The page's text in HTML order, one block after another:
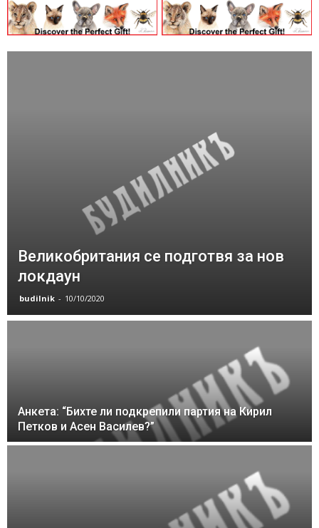
Великобритания се подготвя за нов
локдаун
budilnik - 10/10/2020
Анкета: “Бихте ли подкрепили партия на Кирил
Петков и Асен Василев?”